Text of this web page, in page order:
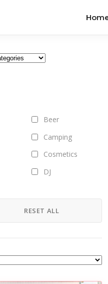
Beer
Camping
Cosmetics
DJ
Gallery
Healthy
Jeans
Mountaineering
RESET ALL